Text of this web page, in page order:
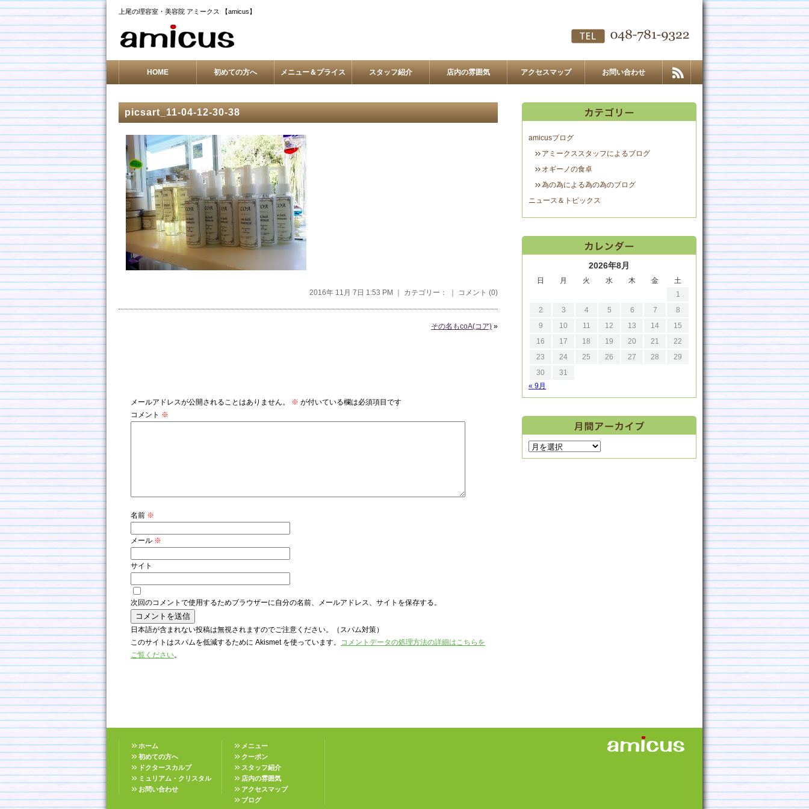
上尾の理容室・美容院 アミークス 【amicus】
HOME 初めての方へ メニュー＆プライス スタッフ紹介 店内の雰囲気 アクセスマップ お問い合わせ
picsart_11-04-12-30-38
2016年 11月 7日 1:53 PM ｜ カテゴリー： ｜ コメント (0)
その名もcoA(コア) »
メールアドレスが公開されることはありません。 ※ が付いている欄は必須項目です
コメント ※
名前 ※
メール ※
サイト
次回のコメントで使用するためブラウザーに自分の名前、メールアドレス、サイトを保存する。
日本語が含まれない投稿は無視されますのでご注意ください。（スパム対策）
このサイトはスパムを低減するために Akismet を使っています。 コメントデータの処理方法の詳細はこちらを
ご覧ください。
amicusブログ
アミークススタッフによるブログ
オギーノの食卓
為の為による為の為のブログ
ニュース＆トピックス
2026年8月
日 月 火 水 木 金
土
1
2
3 4 5 6 7
8
9
10 11 12 13 14
15
16
17 18 19 20 21
22
23
24 25 26 27 28
29
30
31
« 9月
ホーム
初めての方へ
ドクタースカルプ
ミュリアム・クリスタル
お問い合わせ
メニュー
クーポン
スタッフ紹介
店内の雰囲気
アクセスマップ
ブログ